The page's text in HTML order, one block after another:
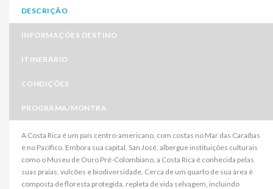
DESCRIÇÃO
INFORMAÇÕES DESTINO
ITINERÁRIO
CONDIÇÕES
PROGRAMA/MONTRA
A Costa Rica é um país centro-americano, com costas no Mar das Caraíbas
e no Pacífico. Embora sua capital, San José, albergue instituições culturais
como o Museu de Ouro Pré-Colombiano, a Costa Rica é conhecida pelas
suas praias, vulcões e biodiversidade. Cerca de um quarto de sua área é
composta de floresta protegida, repleta de vida selvagem, incluindo